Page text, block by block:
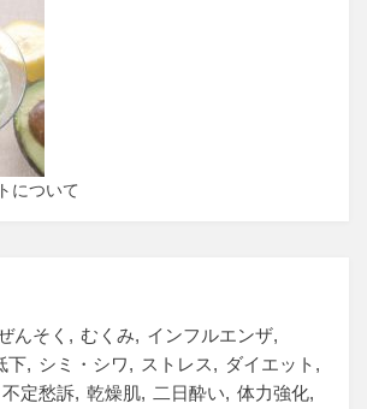
について
んそく むくみ
インフルエンザ
下
シミ・シワ ストレス
ダイエット
不定愁訴 乾燥肌 二日酔い
体力強化